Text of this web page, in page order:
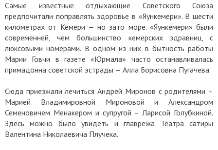
Самые известные отдыхающие Советского Союза
предпочитали поправлять здоровье в «Яункемери». В шести
километрах от Кемери — но зато море. «Яункемери» были
современней, чем большинство кемерских здравниц, с
люксовыми номерами. В одном из них в бытность работы
Марии Говчи в газете «Юрмала» часто останавливалась
примадонна советской эстрады — Алла Борисовна Пугачева.
Сюда приезжали лечиться Андрей Миронов с родителями –
Марией Владимировной Мироновой и Александром
Семеновичем Менакером и супругой – Ларисой Голубкиной.
Здесь можно было увидеть и главрежа Театра сатиры
Валентина Николаевича Плучека.